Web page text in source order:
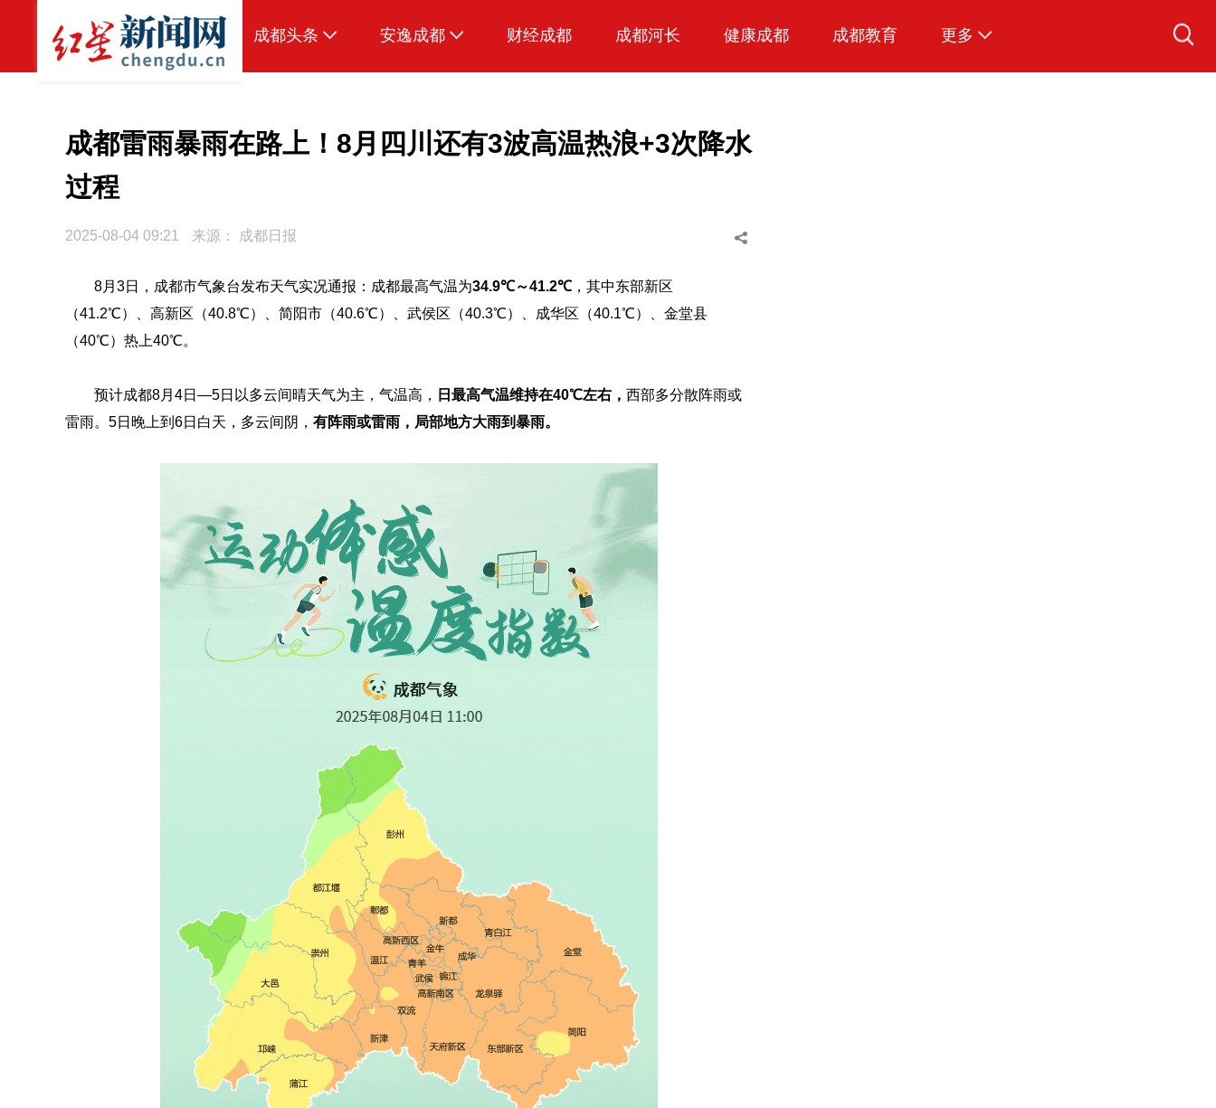
成都头条
本地
热点专题
传真机
安逸成都
美食
财经成都 成都河长 健康成都 成都教育 更多
成都雷雨暴雨在路上！8月四川还有3波高温热浪+3次降水
过程
2025-08-04 09:21 来源： 成都日报
8月3日， 成都市气象台发布天气实况通报： 成都最高气温为34.9℃～41.2℃，其中东部新区
（41.2℃）、高新区（40.8℃）、简阳市（40.6℃）、武侯区（40.3℃）、成华区（40.1℃）、金堂县
（40℃）热上40℃。
预计成都8月4日—5日以多云间晴天气为主，气温高， 日最高气温维持在40℃左右， 西部多分散阵雨或
雷雨。5日晚上到6日白天，多云间阴， 有阵雨或雷雨，局部地方大雨到暴雨。